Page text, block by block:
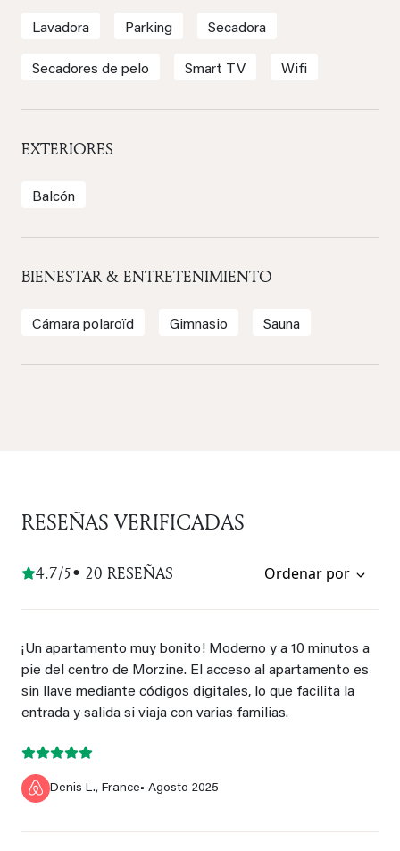
Lavadora Parking Secadora
Secadores de pelo Smart TV Wifi
EXTERIORES
Balcón
BIENESTAR & ENTRETENIMIENTO
Cámara polaroïd Gimnasio Sauna
RESEÑAS VERIFICADAS
4.7/5• 20 RESEÑAS Ordenar por
¡Un apartamento muy bonito! Moderno y a 10 minutos a
pie del centro de Morzine. El acceso al apartamento es
sin llave mediante códigos digitales, lo que facilita la
entrada y salida si viaja con varias familias.
Denis L., France• Agosto 2025